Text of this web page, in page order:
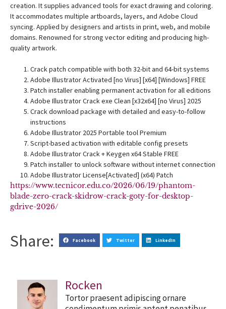
creation. It supplies advanced tools for exact drawing and coloring.
It accommodates multiple artboards, layers, and Adobe Cloud
syncing. Applied by designers and artists in print, web, and mobile
domains. Renowned for strong vector editing and producing high-
quality artwork.
Crack patch compatible with both 32-bit and 64-bit systems
Adobe Illustrator Activated [no Virus] [x64] [Windows] FREE
Patch installer enabling permanent activation for all editions
Adobe Illustrator Crack exe Clean [x32x64] [no Virus] 2025
Crack download package with detailed and easy-to-follow
instructions
Adobe Illustrator 2025 Portable tool Premium
Script-based activation with editable config presets
Adobe Illustrator Crack + Keygen x64 Stable FREE
Patch installer to unlock software without internet connection
Adobe Illustrator License[Activated] (x64) Patch
https://www.tecnicor.edu.co/2026/06/19/phantom-
blade-zero-crack-skidrow-crack-goty-for-desktop-
gdrive-2026/
Share: Facebook Twitter LinkedIn
Rocken
Tortor praesent adipiscing ornare